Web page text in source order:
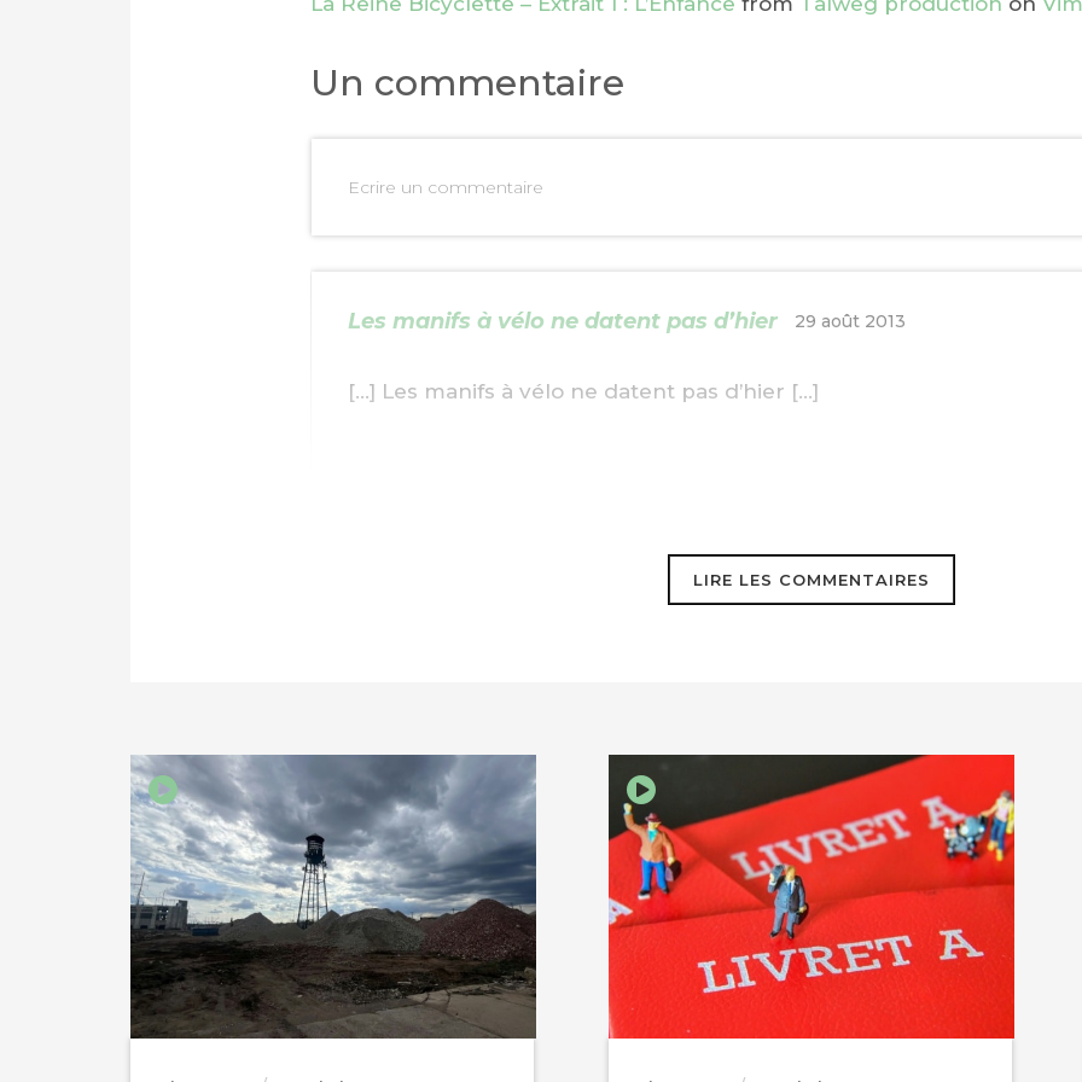
IMPRIMER
Un commentaire
Ecrire un commentaire
Les manifs à vélo ne datent pas d’hier 29 août 2013
[…] Les manifs à vélo ne datent pas d’hier […]
LIRE LES COMMENTAIRES